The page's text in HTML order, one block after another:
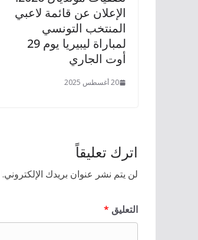
الإعلان عن قائمة لاعبي
المنتخب التونسي
لمباراة ليبيريا يوم 29
أوت الجاري
20 أغسطس 2025
اترك تعليقاً
لن يتم نشر عنوان بريدك الإلكتروني.
التعليق *